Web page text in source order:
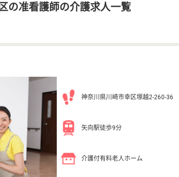
の准看護師の介護求人一覧
神奈川県川崎市幸区塚越2-260-36
矢向駅徒歩9分
介護付有料老人ホーム